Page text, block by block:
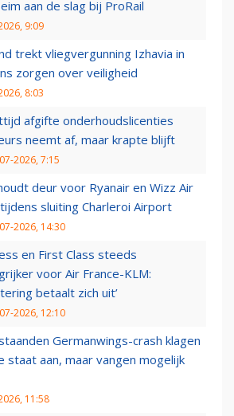
aan de slag bij ProRail
9:09
trekt vliegvergunning Izhavia in
zorgen over veiligheid
8:03
afgifte onderhoudslicenties
neemt af, maar krapte blijft
2026, 7:15
deur voor Ryanair en Wizz Air
sluiting Charleroi Airport
2026, 14:30
en First Class steeds
voor Air France-KLM:
betaalt zich uit’
2026, 12:10
Germanwings-crash klagen
staat aan, maar vangen mogelijk
11:58